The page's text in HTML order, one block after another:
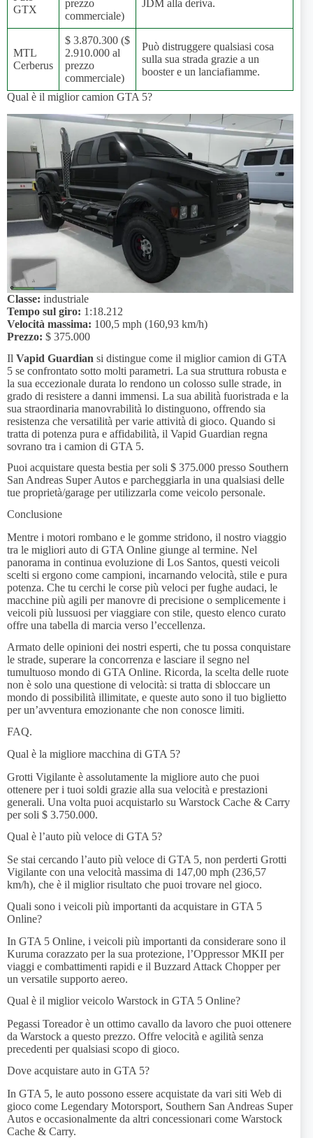
GTX
prezzo
commerciale)
JDM alla deriva.
MTL
Cerberus
$ 3.870.300 ($
2.910.000 al
prezzo
commerciale)
Può distruggere qualsiasi cosa
sulla sua strada grazie a un
booster e un lanciafiamme.
Qual è il miglior camion GTA 5?
Classe: industriale
Tempo sul giro: 1:18.212
Velocità massima: 100,5 mph (160,93 km/h)
Prezzo: $ 375.000
Il Vapid Guardian si distingue come il miglior camion di GTA
5 se confrontato sotto molti parametri. La sua struttura robusta e
la sua eccezionale durata lo rendono un colosso sulle strade, in
grado di resistere a danni immensi. La sua abilità fuoristrada e la
sua straordinaria manovrabilità lo distinguono, offrendo sia
resistenza che versatilità per varie attività di gioco. Quando si
tratta di potenza pura e affidabilità, il Vapid Guardian regna
sovrano tra i camion di GTA 5.
Puoi acquistare questa bestia per soli $ 375.000 presso Southern
San Andreas Super Autos e parcheggiarla in una qualsiasi delle
tue proprietà/garage per utilizzarla come veicolo personale.
Conclusione
Mentre i motori rombano e le gomme stridono, il nostro viaggio
tra le migliori auto di GTA Online giunge al termine. Nel
panorama in continua evoluzione di Los Santos, questi veicoli
scelti si ergono come campioni, incarnando velocità, stile e pura
potenza. Che tu cerchi le corse più veloci per fughe audaci, le
macchine più agili per manovre di precisione o semplicemente i
veicoli più lussuosi per viaggiare con stile, questo elenco curato
offre una tabella di marcia verso l’eccellenza.
Armato delle opinioni dei nostri esperti, che tu possa conquistare
le strade, superare la concorrenza e lasciare il segno nel
tumultuoso mondo di GTA Online. Ricorda, la scelta delle ruote
non è solo una questione di velocità: si tratta di sbloccare un
mondo di possibilità illimitate, e queste auto sono il tuo biglietto
per un’avventura emozionante che non conosce limiti.
FAQ.
Qual è la migliore macchina di GTA 5?
Grotti Vigilante è assolutamente la migliore auto che puoi
ottenere per i tuoi soldi grazie alla sua velocità e prestazioni
generali. Una volta puoi acquistarlo su Warstock Cache & Carry
per soli $ 3.750.000.
Qual è l’auto più veloce di GTA 5?
Se stai cercando l’auto più veloce di GTA 5, non perderti Grotti
Vigilante con una velocità massima di 147,00 mph (236,57
km/h), che è il miglior risultato che puoi trovare nel gioco.
Quali sono i veicoli più importanti da acquistare in GTA 5
Online?
In GTA 5 Online, i veicoli più importanti da considerare sono il
Kuruma corazzato per la sua protezione, l’Oppressor MKII per
viaggi e combattimenti rapidi e il Buzzard Attack Chopper per
un versatile supporto aereo.
Qual è il miglior veicolo Warstock in GTA 5 Online?
Pegassi Toreador è un ottimo cavallo da lavoro che puoi ottenere
da Warstock a questo prezzo. Offre velocità e agilità senza
precedenti per qualsiasi scopo di gioco.
Dove acquistare auto in GTA 5?
In GTA 5, le auto possono essere acquistate da vari siti Web di
gioco come Legendary Motorsport, Southern San Andreas Super
Autos e occasionalmente da altri concessionari come Warstock
Cache & Carry.